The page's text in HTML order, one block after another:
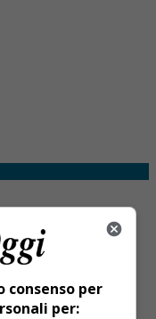
per
per: